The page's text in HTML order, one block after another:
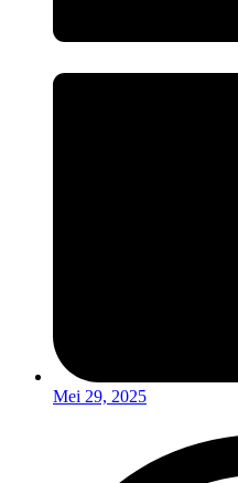
Mei 29, 2025